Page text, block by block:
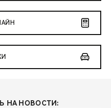
НА НОВОСТИ: